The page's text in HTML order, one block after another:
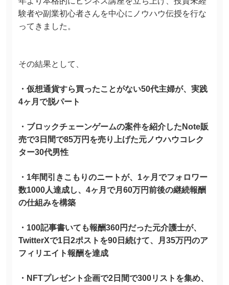
験者や副業初心者さんを中心にノウハウ伝授を行な
ってきました。
その結果として、
・仮想通貨すら買ったことがない50代主婦が、実践
4ヶ月で脱パート
・ブロックチェーンゲームの案件を紹介したNote販
売で3日間で85万円を売り上げた元ノウハウコレク
ター30代男性
・1年間引きこもりのニートが、1ヶ月でフォロワー
数1000人達成し、4ヶ月で月60万円前後の継続報酬
の仕組みを構築
・100記事書いても報酬360円だった元介護士が、
TwitterXで1日2ポストを90日続けて、月35万円のア
フィリエイト報酬を達成
・NFTプレゼント企画で2日間で300リストを集め、